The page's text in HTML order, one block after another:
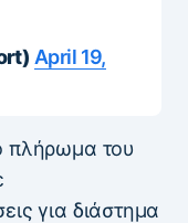
April 19,
πλήρωμα του
για διάστημα